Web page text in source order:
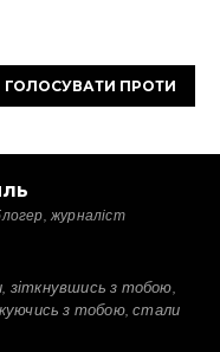
ГОЛОСУВАТИ ПРОТИ
журналіст
з тобою,
з тобою, стали